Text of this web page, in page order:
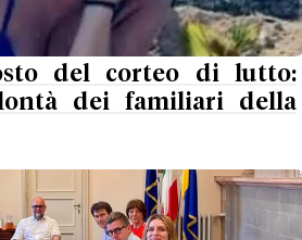
del corteo di lutto:
dei familiari della